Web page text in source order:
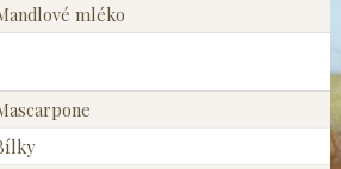
mléko